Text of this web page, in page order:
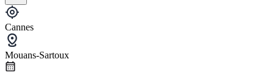
Cannes
Mouans-Sartoux